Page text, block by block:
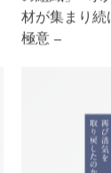
材が集まり
極意 –